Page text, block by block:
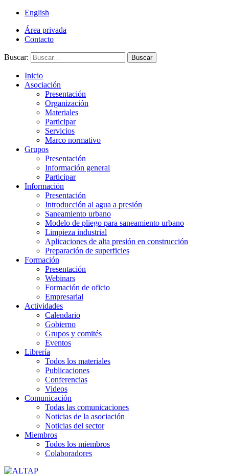
English
Área privada
Contacto
Buscar: Buscar
Inicio
Asociación
Presentación
Organización
Materiales
Participar
Servicios
Marco normativo
Grupos
Presentación
Información general
Participar
Información
Presentación
Introducción al agua a presión
Saneamiento urbano
Modelo de pliego para saneamiento urbano
Limpieza industrial
Aplicaciones de alta presión en construcción
Preparación de superficies
Formación
Presentación
Webinars
Formación de oficio
Empresarial
Actividades
Calendario
Gobierno
Grupos y comités
Eventos
Librería
Todos los materiales
Publicaciones
Conferencias
Videos
Comunicación
Todas las comunicaciones
Noticias de la asociación
Noticias del sector
Miembros
Todos los miembros
Colaboradores